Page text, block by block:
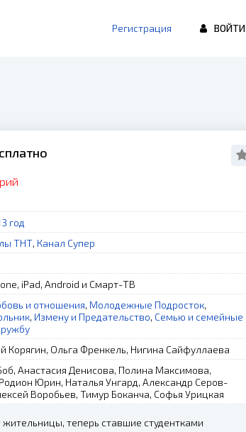
год
ТНТ, Канал Супер
iPad, Android и Смарт-ТВ
и отношения, Молодежные Подросток,
, Измену и Предательство, Семью и семейные
Корягин, Ольга Френкель, Нигина Сайфуллаева
Анастасия Денисова, Полина Максимова,
Юрин, Наталья Унгард, Александр Серов-
Воробьев, Тимур Боканча, Софья Урицкая
теперь ставшие студентками
Регистрация ВОЙТИ